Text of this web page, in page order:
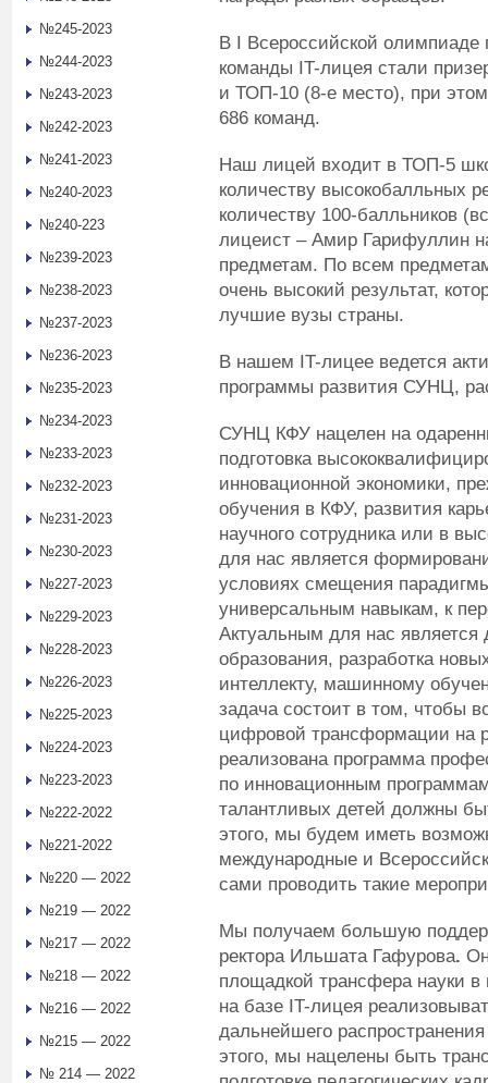
В I Всероссийской олимпиаде
команды IT-лицея стали
и ТОП-10 (8-е место), при
686 команд.
Наш лицей входит в ТОП-5
количеству высокобалльных
количеству 100-балльников
лицеист – Амир Гарифуллин
предметам. По всем
очень высокий результат,
лучшие вузы страны.
В нашем IT-лицее ведется
программы развития СУНЦ,
СУНЦ КФУ нацелен на
подготовка
инновационной экономики,
обучения в КФУ, развития
научного сотрудника или в
для нас является
условиях смещения
универсальным навыкам, к
Актуальным для нас
образования, разработка
интеллекту, машинному
задача состоит в том, чтобы
цифровой трансформации на
реализована программа
по инновационным
талантливых детей должны
этого, мы будем иметь
международные и
сами проводить такие
Мы получаем большую
ректора Ильшата Гафурова.
площадкой трансфера науки
на базе IT-лицея
дальнейшего
этого, мы нацелены быть
№245-2023
№244-2023
№243-2023
№242-2023
№241-2023
№240-2023
№240-223
№239-2023
№238-2023
№237-2023
№236-2023
№235-2023
№234-2023
№233-2023
№232-2023
№231-2023
№230-2023
№227-2023
№229-2023
№228-2023
№226-2023
№225-2023
№224-2023
№223-2023
№222-2022
№221-2022
№220 — 2022
№219 — 2022
№217 — 2022
№218 — 2022
№216 — 2022
№215 — 2022
№ 214 — 2022